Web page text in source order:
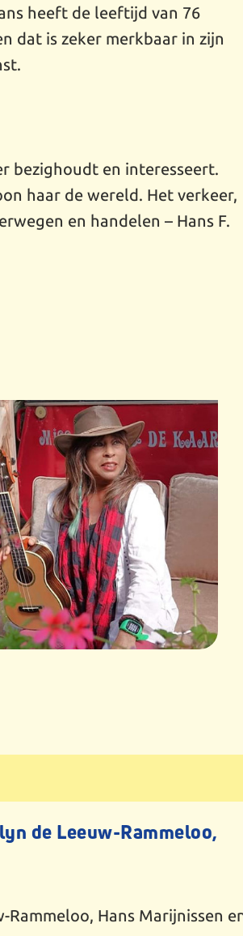
heeft de leeftijd van 76
dat is zeker merkbaar in zijn
bezighoudt en interesseert.
haar de wereld. Het verkeer,
en handelen – Hans F.
de Leeuw-Rammeloo,
Rammeloo, Hans Marijnissen